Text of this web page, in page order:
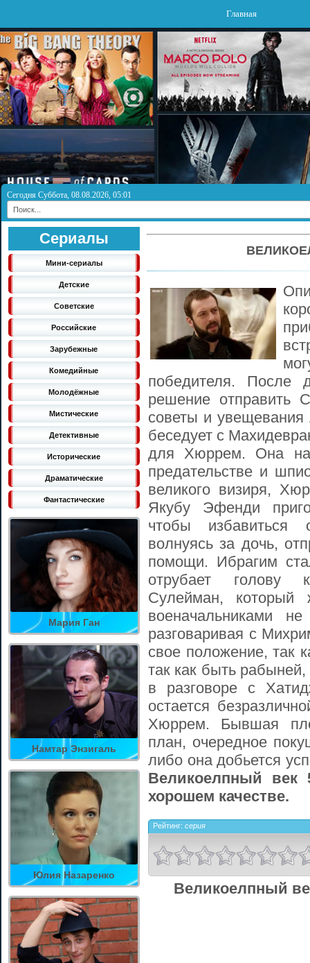
Главная
Сегодня Суббота, 08.08.2026, 05:01
Сериалы
Мини-сериалы
Детские
Советские
Российские
Зарубежные
Комедийные
Молодёжные
Мистические
Детективные
Исторические
Драматические
Фантастические
Мария Ган
Намтар Энзигаль
Юлия Назаренко
победителя. После
решение отправить
советы и увещевания
беседует с
для Хюррем. Она
предательстве и
великого визиря,
Якубу Эфенди
чтобы
волнуясь за дочь,
помощи. Ибрагим
отрубает голову
Сулейман, который
военачальниками
разговаривая с
свое положение, так
так как быть
в разговоре с
остается
Хюррем. Бывшая
план, очередное
либо она добьется
Великоелпный век
хорошем качестве.
Рейтинг: серия
Великоелпный